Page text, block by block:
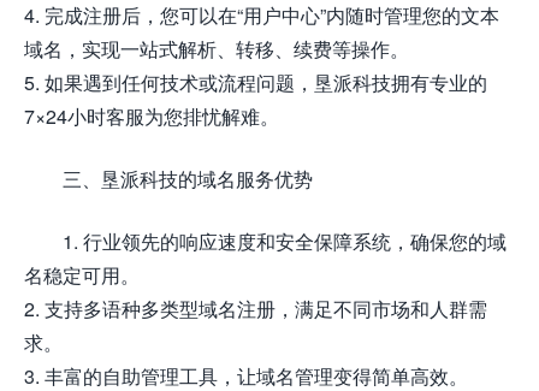
4. 完成注册后，您可以在“用户中心”内随时管理您的文本
域名，实现一站式解析、转移、续费等操作。
5. 如果遇到任何技术或流程问题，垦派科技拥有专业的
7×24小时客服为您排忧解难。
三、垦派科技的域名服务优势
1. 行业领先的响应速度和安全保障系统，确保您的域
名稳定可用。
2. 支持多语种多类型域名注册，满足不同市场和人群需
求。
3. 丰富的自助管理工具，让域名管理变得简单高效。